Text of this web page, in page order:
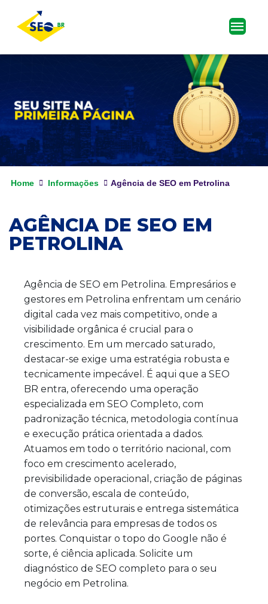
Home Informações Agência de SEO em Petrolina
AGÊNCIA DE SEO EM
PETROLINA
Agência de SEO em Petrolina. Empresários e
gestores em Petrolina enfrentam um cenário
digital cada vez mais competitivo, onde a
visibilidade orgânica é crucial para o
crescimento. Em um mercado saturado,
destacar-se exige uma estratégia robusta e
tecnicamente impecável. É aqui que a SEO
BR entra, oferecendo uma operação
especializada em SEO Completo, com
padronização técnica, metodologia contínua
e execução prática orientada a dados.
Atuamos em todo o território nacional, com
foco em crescimento acelerado,
previsibilidade operacional, criação de páginas
de conversão, escala de conteúdo,
otimizações estruturais e entrega sistemática
de relevância para empresas de todos os
portes. Conquistar o topo do Google não é
sorte, é ciência aplicada. Solicite um
diagnóstico de SEO completo para o seu
negócio em Petrolina.